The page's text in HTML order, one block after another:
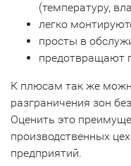
(температуру,
легко
просты в
предотвращают
К плюсам так же
разграничения зон
Оценить это
производственных
предприятий.